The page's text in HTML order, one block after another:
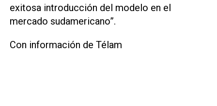
exitosa introducción del modelo en el
mercado sudamericano”.
Con información de Télam